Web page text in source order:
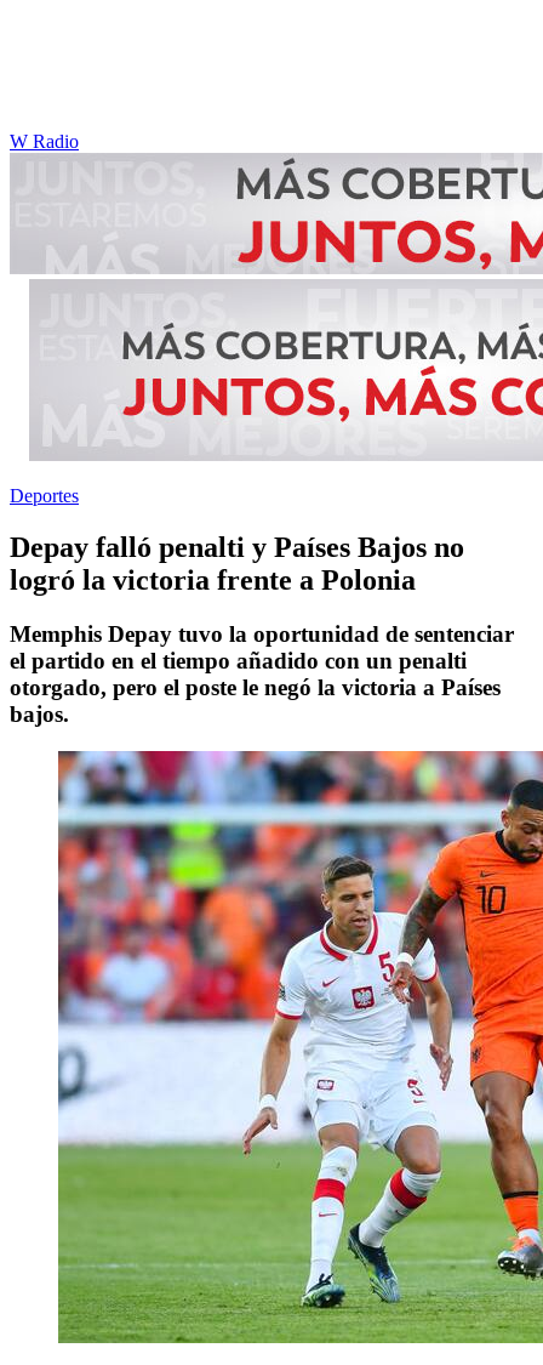
W Radio
Deportes
Depay falló penalti y Países Bajos no
logró la victoria frente a Polonia
Memphis Depay tuvo la oportunidad de sentenciar
el partido en el tiempo añadido con un penalti
otorgado, pero el poste le negó la victoria a Países
bajos.